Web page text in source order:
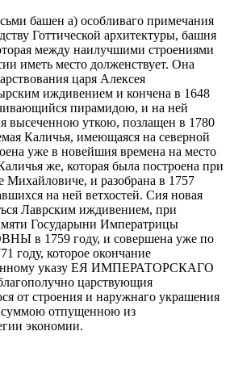
башен а) особливаго примечания
Готтической архитектуры, башня
между наилучшими строениями
иметь место долженствует. Она
царя Алексея
иждивением и кончена в 1648
пирамидою, и на ней
высеченною уткою, позлащен в 1780
Каличья, имеющаяся на северной
уже в новейшия времена на место
же, которая была построена при
Михайловиче, и разобрана в 1757
на ней ветхостей. Сия новая
Лаврским иждивением, при
Государыни Императрицы
в 1759 году, и совершена уже по
году, которое окончание
указу ЕЯ ИМПЕРАТОРСКАГО
царствующия
от строения и наружнаго украшения
суммою отпущенною из
экономии.